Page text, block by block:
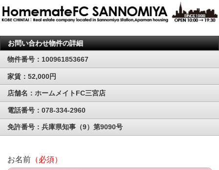
お問い合わせ物件の詳細
物件番号：100961853667
家賃：52,000円
店舗名：ホームメイトFC三宮店
電話番号：078-334-2960
免許番号：兵庫県知事（9）第9090号
お名前 （必須）